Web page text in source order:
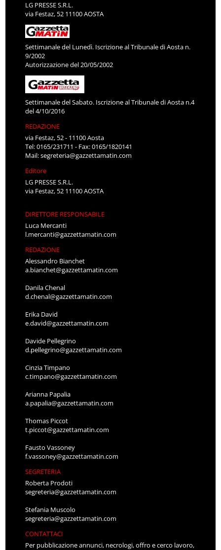
LG PRESSE S.R.L.
via Festaz, 52 11100 AOSTA
Settimanale del Lunedì. Iscrizione al Tribunale di Aosta n.
9/2002
Autorizzazione del 20/05/2002
Settimanale del Sabato. Iscrizione al Tribunale di Aosta n.4
del 4/10/2016
REDAZIONE
via Festaz, 52 - 11100 Aosta
Tel: 0165/231711 - Fax: 0165/1820141
Mail:segreteria@gazzettamatin.com
Editore
LG PRESSE S.R.L.
via Festaz, 52 11100 AOSTA
DIRETTORE RESPONSABILE
Luca Mercanti
l.mercanti@gazzettamatin.com
REDAZIONE
Alessandro Bianchet
a.bianchet@gazzettamatin.com
Danila Chenal
d.chenal@gazzettamatin.com
Erika David
e.david@gazzettamatin.com
Davide Pellegrino
d.pellegrino@gazzettamatin.com
Cinzia Timpano
c.timpano@gazzettamatin.com
Arianna Papalia
a.papalia@gazzettamatin.com
Thomas Piccot
t.piccot@gazzettamatin.com
Fausto Vassoney
f.vassoney@gazzettamatin.com
SEGRETERIA
Roberta Prodoti
segreteria@gazzettamatin.com
Stefania Muscolo
segreteria@gazzettamatin.com
CONTATTACI
Per pubblicazione annunci, necrologi, offro e cerco lavoro,